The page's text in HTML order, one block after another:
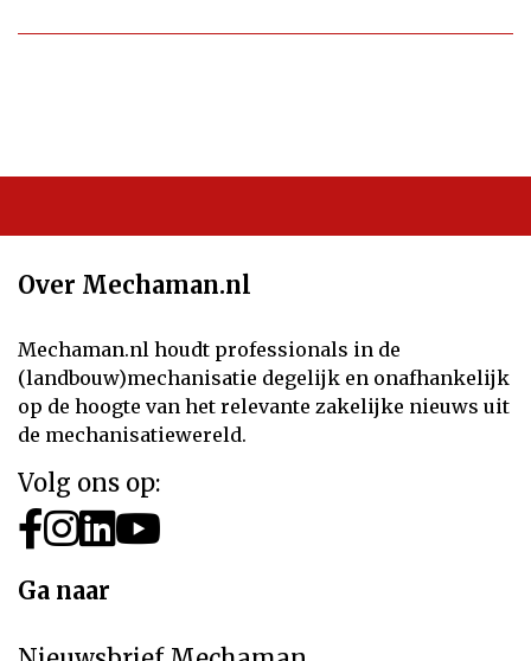
Over Mechaman.nl
Mechaman.nl houdt professionals in de
(landbouw)mechanisatie degelijk en onafhankelijk
op de hoogte van het relevante zakelijke nieuws uit
de mechanisatiewereld.
Volg ons op:
Ga naar